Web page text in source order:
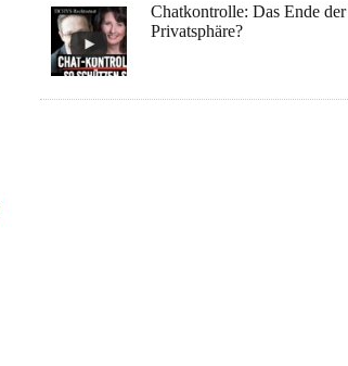
Chatkontrolle: Das Ende der
Privatsphäre?